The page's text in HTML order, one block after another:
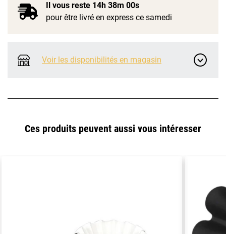
Il vous reste 14h 38m 00s
pour être livré en express ce samedi
Voir les disponibilités en magasin
Ces produits peuvent aussi vous intéresser